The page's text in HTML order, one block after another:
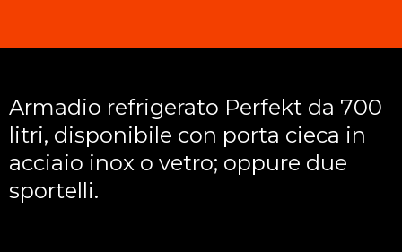
Armadio refrigerato Perfekt da 700
litri, disponibile con porta cieca in
acciaio inox o vetro; oppure due
sportelli.